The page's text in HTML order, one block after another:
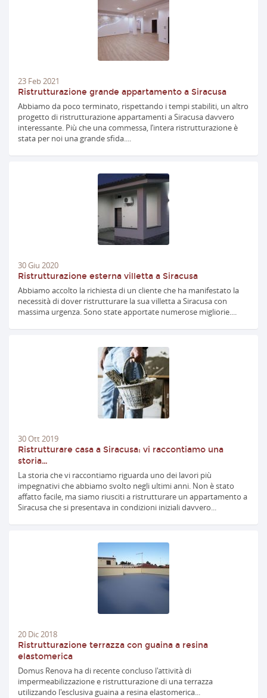
23 Feb 2021
Ristrutturazione grande appartamento a Siracusa
Abbiamo da poco terminato, rispettando i tempi stabiliti, un altro
progetto di ristrutturazione appartamenti a Siracusa davvero
interessante. Più che una commessa, l’intera ristrutturazione è
stata per noi una grande sfida....
30Giu 2020
Ristrutturazione esterna villetta a Siracusa
Abbiamo accolto la richiesta di un cliente che ha manifestato la
necessità di dover ristrutturare la sua villetta a Siracusa con
massima urgenza. Sono state apportate numerose migliorie....
30Ott 2019
Ristrutturare casa a Siracusa: vi raccontiamo una
storia…
La storia che vi raccontiamo riguarda uno dei lavori più
impegnativi che abbiamo svolto negli ultimi anni. Non è stato
affatto facile, ma siamo riusciti a ristrutturare un appartamento a
Siracusa che si presentava in condizioni iniziali davvero...
20 Dic 2018
Ristrutturazione terrazza con guaina a resina
elastomerica
Domus Renova ha di recente concluso l'attività di
impermeabilizzazione e ristrutturazione di una terrazza
utilizzando l'esclusiva guaina a resina elastomerica...